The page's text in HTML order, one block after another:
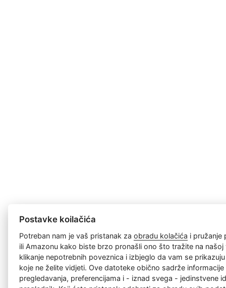
Postavke koilačića
Potreban nam je vaš pristanak zaobradu kolačića i pružanje
ili Amazonu kako biste brzo pronašli ono što tražite na
klikanje nepotrebnih poveznica i izbjeglo da vam se
koje ne želite vidjeti. Ove datoteke obično sadrže
pregledavanja, preferencijama i - iznad svega - jedinstvene